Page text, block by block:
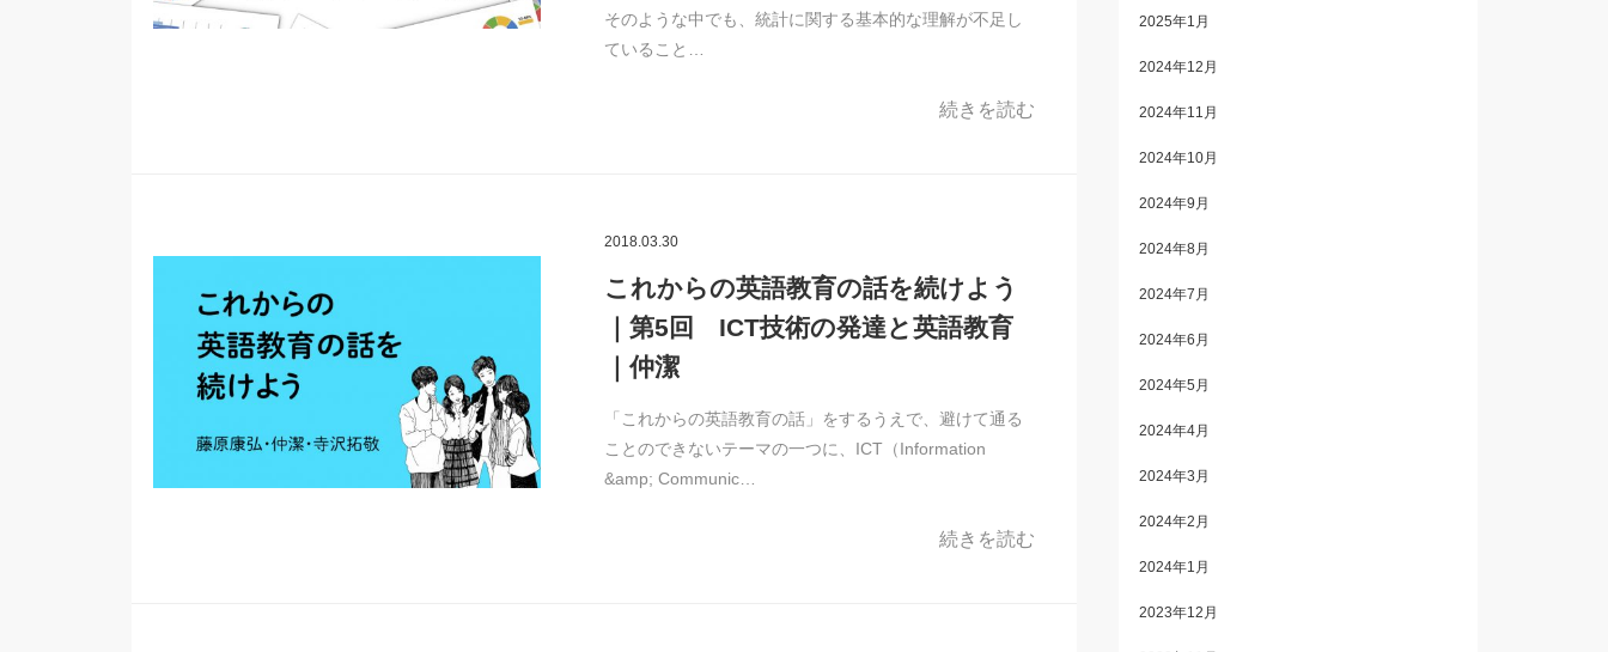
そのような中でも、統計に関する基本的な理解が不足し
ていること…
続きを読む
2018.03.30
これからの英語教育の話を続けよう
｜第5回 ICT技術の発達と英語教育
｜仲潔
「これからの英語教育の話」をするうえで、避けて通る
ことのできないテーマの一つに、ICT（Information
&amp; Communic…
続きを読む
2025年1月
2024年12月
2024年11月
2024年10月
2024年9月
2024年8月
2024年7月
2024年6月
2024年5月
2024年4月
2024年3月
2024年2月
2024年1月
2023年12月